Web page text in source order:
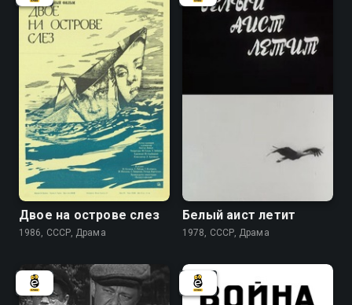
5.8
Двое на острове слез
1986, СССР, Драма
Белый аист летит
1978, СССР, Драма